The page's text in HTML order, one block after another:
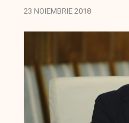
Renault, perspectiva
23 NOIEMBRIE 2018